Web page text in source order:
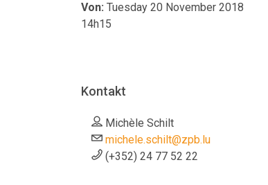
Von: Tuesday 20 November 2018
14h15
Kontakt
Michèle Schilt
michele.schilt@zpb.lu
(+352) 24 77 52 22